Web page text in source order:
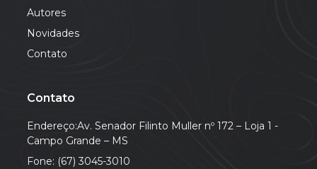
Autores
Novidades
Contato
Contato
Endereço:Av. Senador Filinto Muller nº 172 – Loja 1 -
Campo Grande – MS
Fone: (67) 3045-3010